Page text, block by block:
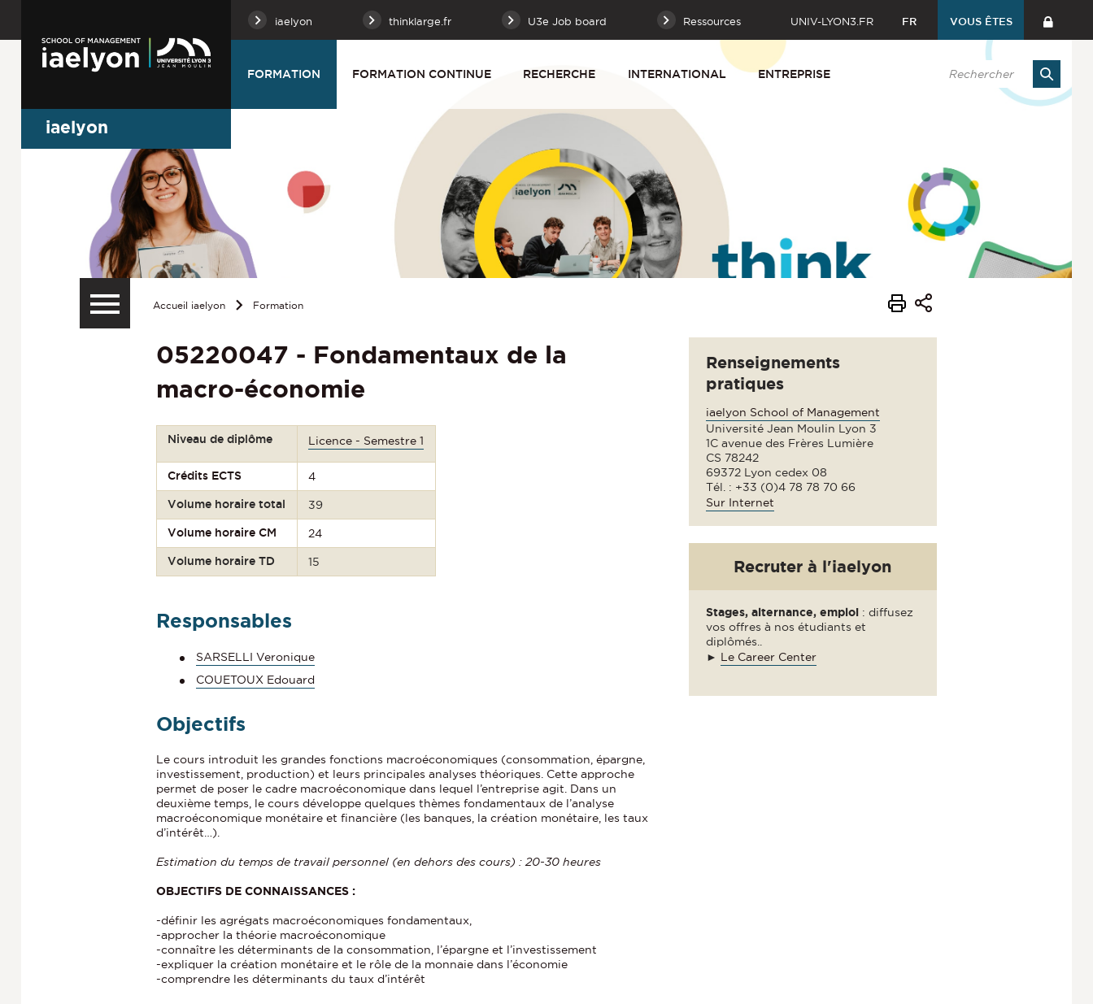
iaelyon thinklarge.fr U3e Job board Ressources UNIV-LYON3.FR FR VOUS ÊTES
FORMATION FORMATION CONTINUE RECHERCHE INTERNATIONAL ENTREPRISE
iaelyon
Accueil iaelyon Formation
05220047 - Fondamentaux de la
macro-économie
Niveau de diplôme Licence - Semestre 1
Crédits ECTS 4
Volume horaire total 39
Volume horaire CM 24
Volume horaire TD 15
Responsables
SARSELLI Veronique
COUETOUX Edouard
Objectifs
Le cours introduit les grandes fonctions macroéconomiques (consommation, épargne,
investissement, production) et leurs principales analyses théoriques. Cette approche
permet de poser le cadre macroéconomique dans lequel l’entreprise agit. Dans un
deuxième temps, le cours développe quelques thèmes fondamentaux de l’analyse
macroéconomique monétaire et financière (les banques, la création monétaire, les taux
d’intérêt…).
Estimation du temps de travail personnel (en dehors des cours) : 20-30 heures
OBJECTIFS DE CONNAISSANCES :
-définir les agrégats macroéconomiques fondamentaux,
-approcher la théorie macroéconomique
-connaître les déterminants de la consommation, l’épargne et l’investissement
-expliquer la création monétaire et le rôle de la monnaie dans l’économie
-comprendre les déterminants du taux d’intérêt
Renseignements
pratiques
iaelyon School of Management
Université Jean Moulin Lyon 3
1C avenue des Frères Lumière
CS 78242
69372 Lyon cedex 08
Tél. : +33 (0)4 78 78 70 66
Sur Internet
Recruter à l'iaelyon
Stages, alternance, emploi: diffusez
vos offres à nos étudiants et
diplômés..
► Le Career Center